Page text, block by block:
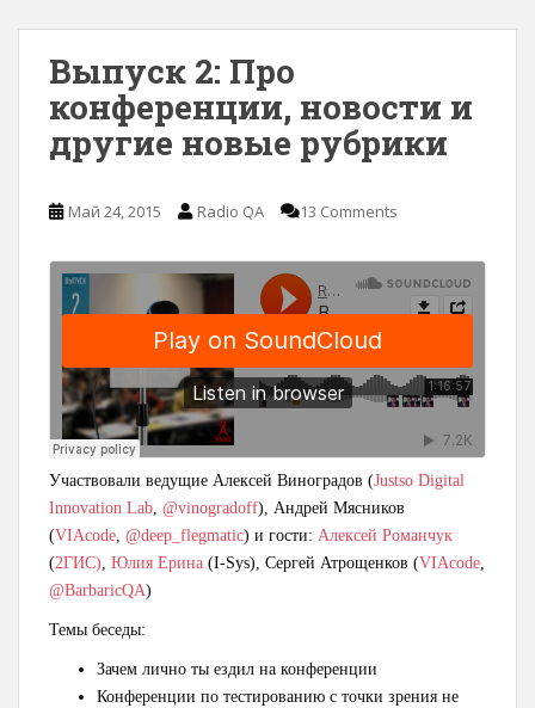
Выпуск 2: Про
конференции, новости и
другие новые рубрики
Май 24, 2015 Radio QA 13 Comments
Участвовали ведущие Алексей Виноградов (Justso Digital
Innovation Lab, @vinogradoff), Андрей Мясников
(VIAcode, @deep_flegmatic) и гости: Алексей Романчук
(2ГИС), Юлия Ерина (I-Sys), Сергей Атрощенков (VIAcode,
@BarbaricQA)
Темы беседы:
Зачем лично ты ездил на конференции
Конференции по тестированию с точки зрения не